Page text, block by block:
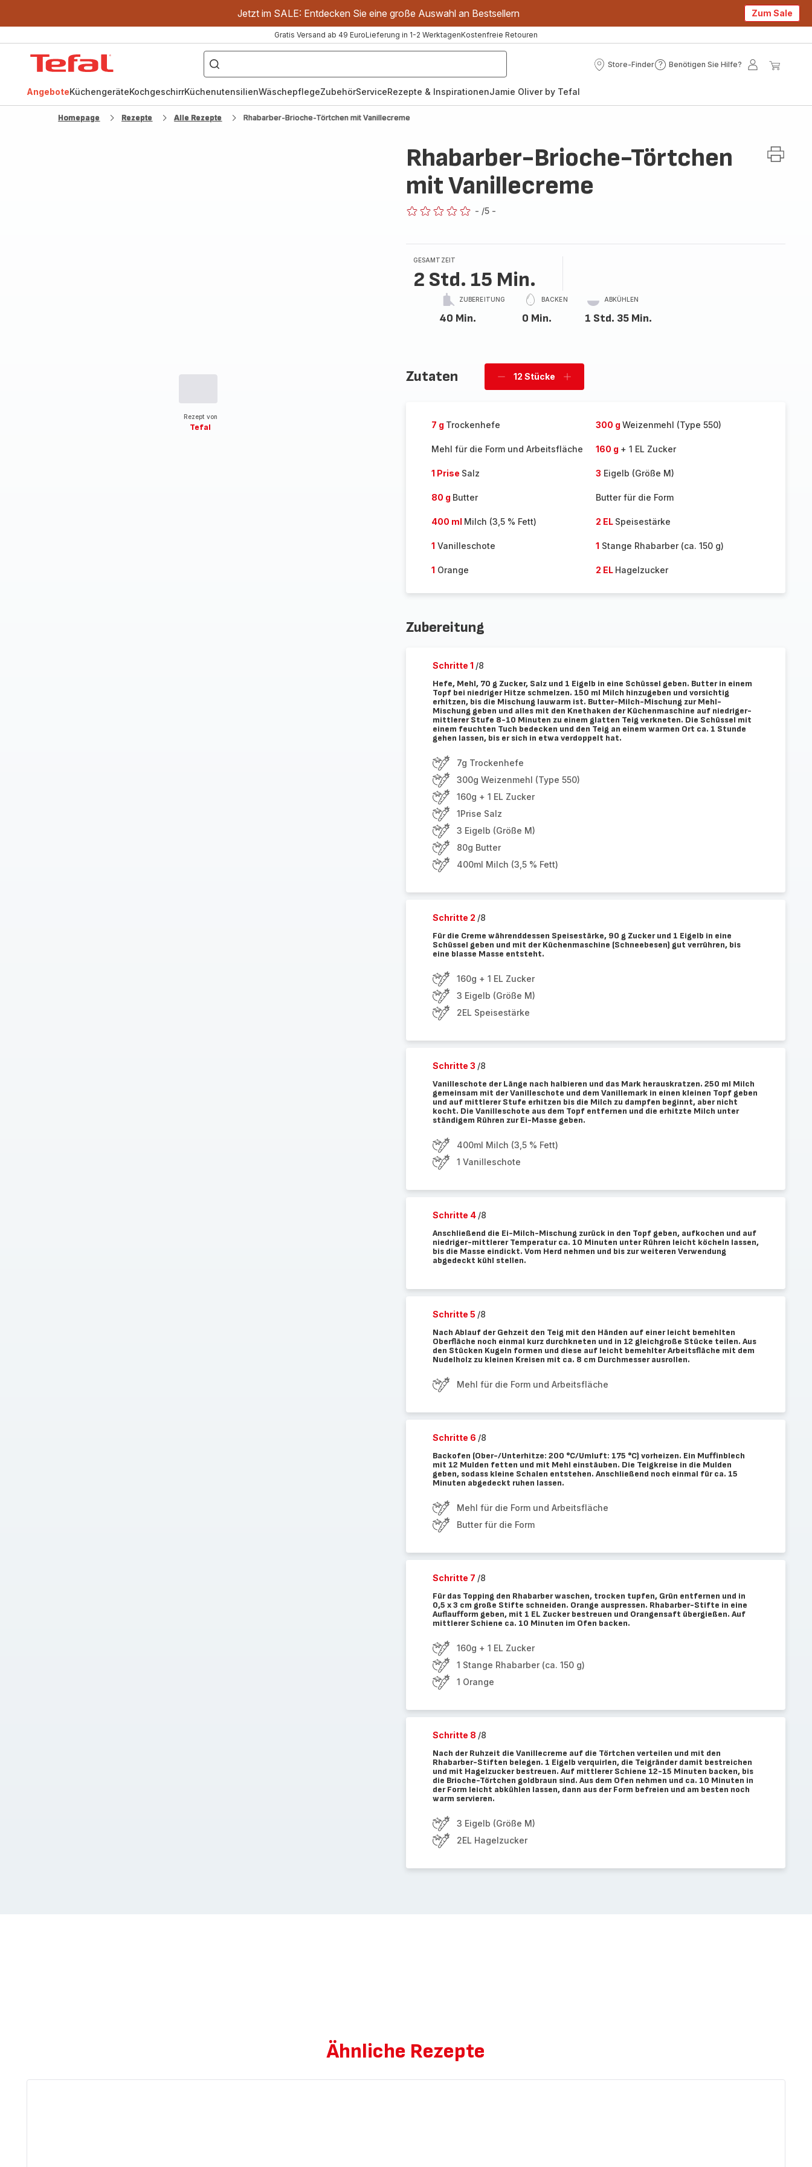
Jetzt im SALE: Entdecken Sie eine große Auswahl an Bestsellern Zum Sale
Gratis Versand ab 49 EuroLieferung in 1-2 WerktagenKostenfreie Retouren
["OptiGrill","Easy
Fry","Pfanne"]
Store-Finder
Store-
Benötigen Sie Hilfe?
Benötigen
Mein
AngeboteKüchengeräteKochgeschirrKüchenutensilienWäschepflegeZubehörServiceRezepte & InspirationenJamie Oliver by Tefal
Homepage Rezepte Alle Rezepte Rhabarber-Brioche-Törtchen mit Vanillecreme
Rezept von
Tefal
Rhabarber-Brioche-Törtchen
mit Vanillecreme
- /5 -
GESAMTZEIT
2 Std. 15 Min.
ZUBEREITUNG
40 Min.
BACKEN
0 Min.
ABKÜHLEN
1 Std. 35 Min.
Zutaten
Stücke
12 Stücke
Stücke
7 g Trockenhefe 300 g Weizenmehl (Type 550)
Mehl für die Form und Arbeitsfläche 160 g + 1 EL Zucker
1 Prise Salz 3 Eigelb (Größe M)
80 g Butter Butter für die Form
400 ml Milch (3,5 % Fett) 2 EL Speisestärke
1 Vanilleschote 1 Stange Rhabarber (ca. 150 g)
1 Orange 2 EL Hagelzucker
Zubereitung
Schritte 1 /8
Hefe, Mehl, 70 g Zucker, Salz und 1 Eigelb in eine Schüssel geben. Butter in einem
Topf bei niedriger Hitze schmelzen. 150 ml Milch hinzugeben und vorsichtig
erhitzen, bis die Mischung lauwarm ist. Butter-Milch-Mischung zur Mehl-
Mischung geben und alles mit den Knethaken der Küchenmaschine auf niedriger-
mittlerer Stufe 8-10 Minuten zu einem glatten Teig verkneten. Die Schüssel mit
einem feuchten Tuch bedecken und den Teig an einem warmen Ort ca. 1 Stunde
gehen lassen, bis er sich in etwa verdoppelt hat.
7g Trockenhefe
300g Weizenmehl (Type 550)
160g + 1 EL Zucker
1Prise Salz
3 Eigelb (Größe M)
80g Butter
400ml Milch (3,5 % Fett)
Schritte 2 /8
Für die Creme währenddessen Speisestärke, 90 g Zucker und 1 Eigelb in eine
Schüssel geben und mit der Küchenmaschine (Schneebesen) gut verrühren, bis
eine blasse Masse entsteht.
160g + 1 EL Zucker
3 Eigelb (Größe M)
2EL Speisestärke
Schritte 3 /8
Vanilleschote der Länge nach halbieren und das Mark herauskratzen. 250 ml Milch
gemeinsam mit der Vanilleschote und dem Vanillemark in einen kleinen Topf geben
und auf mittlerer Stufe erhitzen bis die Milch zu dampfen beginnt, aber nicht
kocht. Die Vanilleschote aus dem Topf entfernen und die erhitzte Milch unter
ständigem Rühren zur Ei-Masse geben.
400ml Milch (3,5 % Fett)
1 Vanilleschote
Schritte 4 /8
Anschließend die Ei-Milch-Mischung zurück in den Topf geben, aufkochen und auf
niedriger-mittlerer Temperatur ca. 10 Minuten unter Rühren leicht köcheln lassen,
bis die Masse eindickt. Vom Herd nehmen und bis zur weiteren Verwendung
abgedeckt kühl stellen.
Schritte 5 /8
Nach Ablauf der Gehzeit den Teig mit den Händen auf einer leicht bemehlten
Oberfläche noch einmal kurz durchkneten und in 12 gleichgroße Stücke teilen. Aus
den Stücken Kugeln formen und diese auf leicht bemehlter Arbeitsfläche mit dem
Nudelholz zu kleinen Kreisen mit ca. 8 cm Durchmesser ausrollen.
Mehl für die Form und Arbeitsfläche
Schritte 6 /8
Backofen (Ober-/Unterhitze: 200 °C/Umluft: 175 °C) vorheizen. Ein Muffinblech
mit 12 Mulden fetten und mit Mehl einstäuben. Die Teigkreise in die Mulden
geben, sodass kleine Schalen entstehen. Anschließend noch einmal für ca. 15
Minuten abgedeckt ruhen lassen.
Mehl für die Form und Arbeitsfläche
Butter für die Form
Schritte 7 /8
Für das Topping den Rhabarber waschen, trocken tupfen, Grün entfernen und in
0,5 x 3 cm große Stifte schneiden. Orange auspressen. Rhabarber-Stifte in eine
Auflaufform geben, mit 1 EL Zucker bestreuen und Orangensaft übergießen. Auf
mittlerer Schiene ca. 10 Minuten im Ofen backen.
160g + 1 EL Zucker
1 Stange Rhabarber (ca. 150 g)
1 Orange
Schritte 8 /8
Nach der Ruhzeit die Vanillecreme auf die Törtchen verteilen und mit den
Rhabarber-Stiften belegen. 1 Eigelb verquirlen, die Teigränder damit bestreichen
und mit Hagelzucker bestreuen. Auf mittlerer Schiene 12-15 Minuten backen, bis
die Brioche-Törtchen goldbraun sind. Aus dem Ofen nehmen und ca. 10 Minuten in
der Form leicht abkühlen lassen, dann aus der Form befreien und am besten noch
warm servieren.
3 Eigelb (Größe M)
2EL Hagelzucker
Ähnliche Rezepte